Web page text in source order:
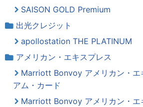
SAISON GOLD Premium
出光クレジット
apollostation THE PLATINUM
アメリカン・エキスプレス
Marriott Bonvoy アメリカン・エ
アム・カード
Marriott Bonvoy アメリカン・エ